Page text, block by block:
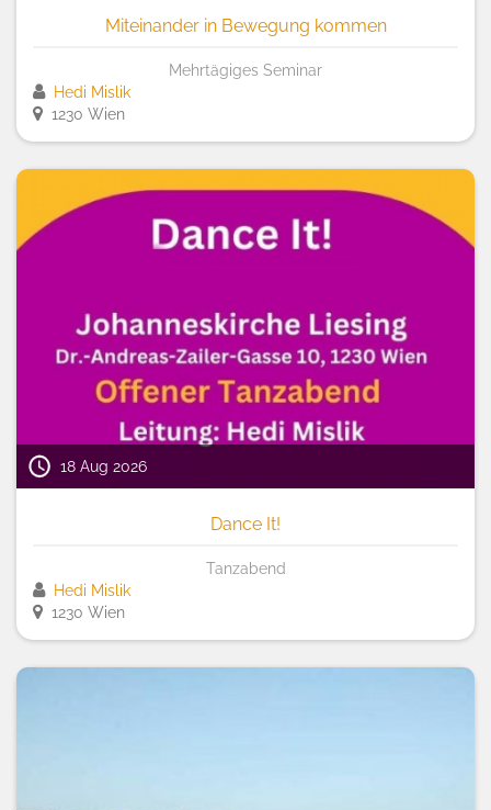
Miteinander in Bewegung kommen
Mehrtägiges Seminar
Hedi Mislik
1230 Wien
18 Aug 2026
Dance It!
Tanzabend
Hedi Mislik
1230 Wien